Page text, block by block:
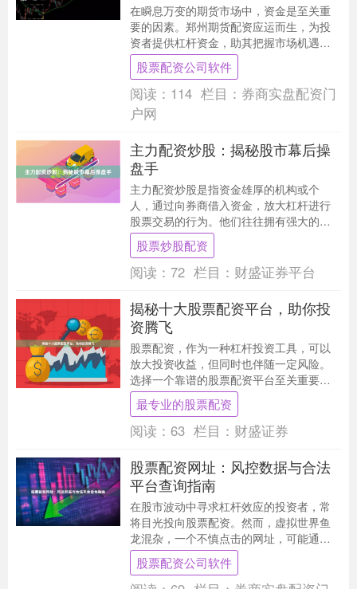
在瞬息万变的期货市场中，资金是至关重
要的因素。郑州期货配资应运而生，为投
资者提供杠杆资金，助其把握市场机遇股
票配资公司软件，实现财富增长。 **什么
是期货配资？....
股票配资公司软件
阅读： 114 栏目： 券商实盘配资门
户网
主力配资炒股：揭秘股市幕后操
盘手
主力配资炒股是指资金雄厚的机构或个
人，通过向券商借入资金，放大杠杆进行
股票交易的行为。他们往往拥有强大的资
金实力和信息优势股票炒股配资，对股市
走势有着举足轻重的....
股票炒股配资
阅读： 72 栏目： 财盛证券平台
揭秘十大股票配资平台，助你投
资腾飞
股票配资，作为一种杠杆投资工具，可以
放大投资收益，但同时也伴随一定风险。
选择一个靠谱的股票配资平台至关重要。
**十大股票配资平台** 1. **雪球**：知名....
最专业的股票配资
阅读： 63 栏目： 财盛证券
股票配资网址：风控数据与合法
平台查询指南
在股市波动中寻求杠杆效应的投资者，常
将目光投向股票配资。然而，虚拟世界鱼
龙混杂，一个不慎点击的网址，可能通向
的不是财富快车道，而是风险陷阱与法律
雷区。如何在海量....
股票配资公司软件